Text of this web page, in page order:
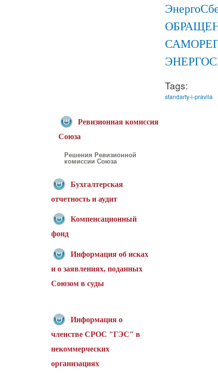
Tags:
standarty-i-pravila
Ревизионная комиссия
Союза
Решения Ревизионной
комиссии Союза
Бухгалтерская
отчетность и аудит
Компенсационный
фонд
Информация об исках
и о заявлениях, поданных
Союзом в суды
Информация о
членстве СРОС "ГЭС" в
некоммерческих
организациях